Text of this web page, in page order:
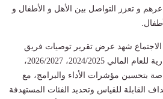
و تعزز التواصل بين الأهل و الأطفال و
شهد عرض تقرير توصيات فريق
عمل مراجعة الخطة الاستثمارية للعام المالي 2024/2025، 2026/2027،
بتحسين مؤشرات الأداء والبرامج، مع
القابلة للقياس وتحديد الفئات المستهدفة